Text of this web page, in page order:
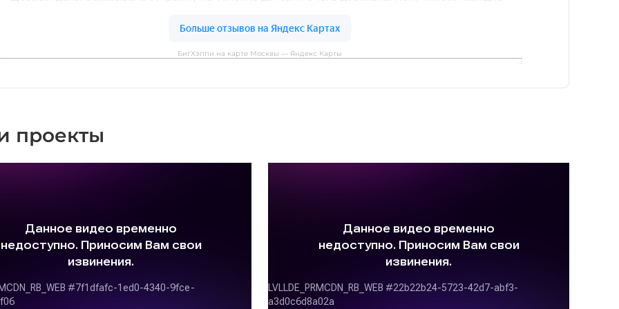
БигХэппи на карте Москвы — Яндекс Карты
проекты